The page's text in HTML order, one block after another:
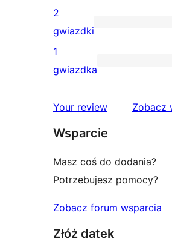
gwiazdkowych
recenzji
3-
gwiazdkowych
0
recenzji
2-
2
gwiazdki
2
1-
1
gwiazdka
Your review Zobacz
Wsparcie
Masz coś do dodania?
Potrzebujesz pomocy?
Zobacz forum wsparcia
Złóż datek